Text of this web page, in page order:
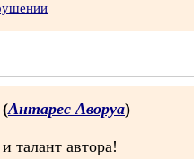
(Антарес Аворуа)
талант автора!